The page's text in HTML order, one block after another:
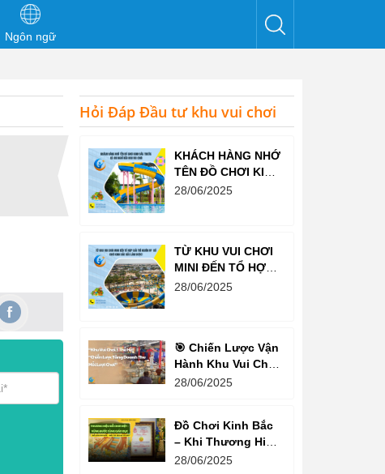
Ngôn ngữ
Hỏi Đáp Đầu tư khu vui chơi
KHÁCH HÀNG NHỚ
TÊN ĐỒ CHƠI KINH
BẮC TRƯỚC CẢ
28/06/2025
TỪ KHU VUI CHƠI
MINI ĐẾN TỔ HỢP
GIẢI TRÍ NGHÌN M²
28/06/2025
🎯 Chiến Lược Vận
Hành Khu Vui Chơi
3 Thế Hệ – Tối Đa
28/06/2025
Đồ Chơi Kinh Bắc
– Khi Thương Hiệu
Vững Mạnh Bắt
28/06/2025